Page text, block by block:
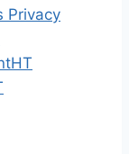
Privacy
HT